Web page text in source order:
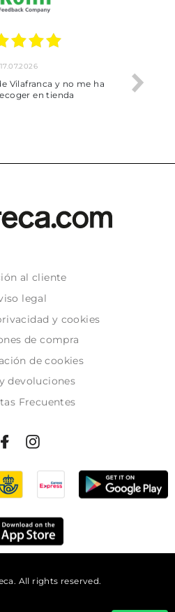
17.07.2026
Vilafranca y no me ha
en tienda
al cliente
legal
y cookies
de compra
de cookies
devoluciones
Frecuentes
All rights reserved.